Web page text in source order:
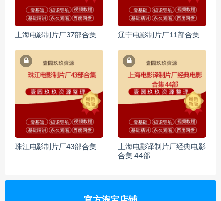
上海电影制片厂37部合集 辽宁电影制片厂11部合集
珠江电影制片厂43部合集
上海电影译制片厂经典电影
合集 44部